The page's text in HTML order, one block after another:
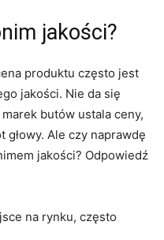
jakości?
produktu często jest
jakości.⁢ Nie da​ się
butów ustala ⁣ceny,
Ale czy naprawdę
jakości? Odpowiedź
na rynku, często